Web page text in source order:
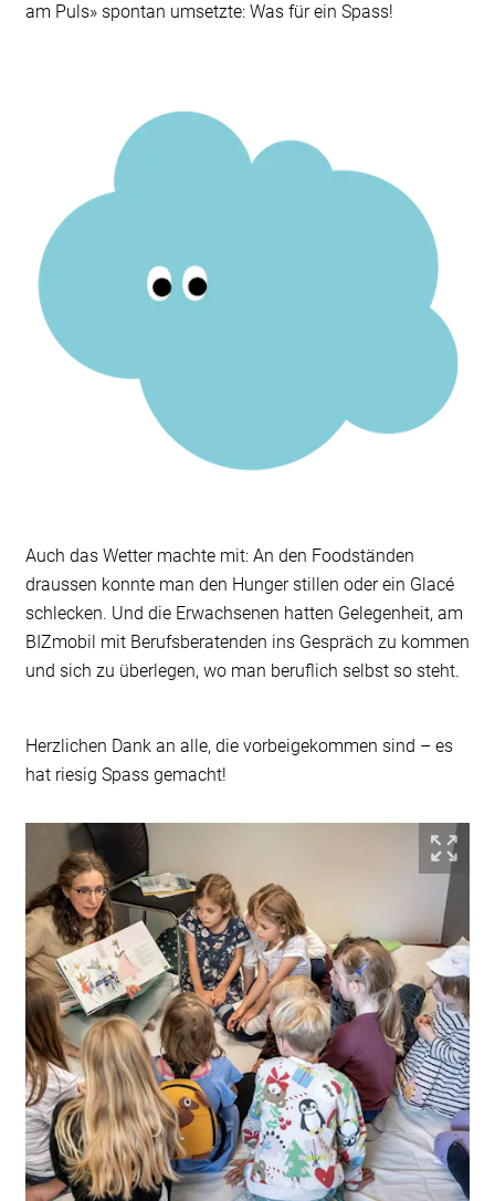
am Puls» spontan umsetzte: Was für ein Spass!
Auch das Wetter machte mit: An den Foodständen
draussen konnte man den Hunger stillen oder ein Glacé
schlecken. Und die Erwachsenen hatten Gelegenheit, am
BIZmobil mit Berufsberatenden ins Gespräch zu kommen
und sich zu überlegen, wo man beruflich selbst so steht.
Herzlichen Dank an alle, die vorbeigekommen sind – es
hat riesig Spass gemacht!